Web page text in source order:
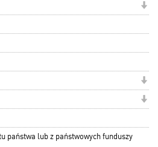
państwa lub z państwowych funduszy